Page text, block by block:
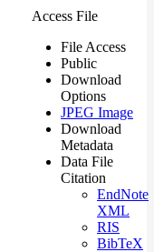
Access File
File Access
Public
Download
Options
JPEG Image
Download
Metadata
Data File
Citation
EndNote
XML
RIS
BibTeX